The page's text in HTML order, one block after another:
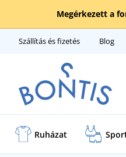
Megérkezett a
Szállítás és fizetés Blog
Ruházat